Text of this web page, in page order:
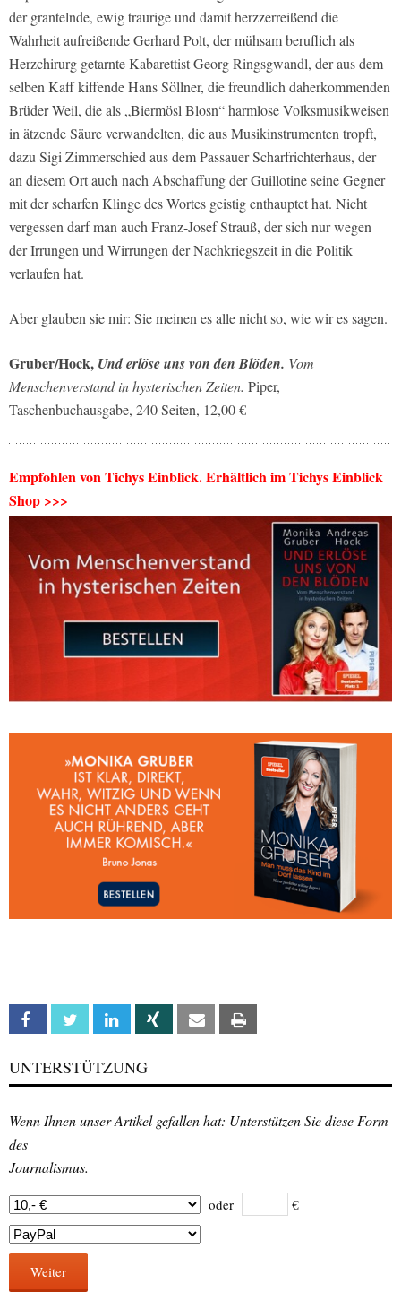
der grantelnde, ewig traurige und damit herzzerreißend die
Wahrheit aufreißende Gerhard Polt, der mühsam beruflich als
Herzchirurg getarnte Kabarettist Georg Ringsgwandl, der aus dem
selben Kaff kiffende Hans Söllner, die freundlich daherkommenden
Brüder Weil, die als „Biermösl Blosn“ harmlose Volksmusikweisen
in ätzende Säure verwandelten, die aus Musikinstrumenten tropft,
dazu Sigi Zimmerschied aus dem Passauer Scharfrichterhaus, der
an diesem Ort auch nach Abschaffung der Guillotine seine Gegner
mit der scharfen Klinge des Wortes geistig enthauptet hat. Nicht
vergessen darf man auch Franz-Josef Strauß, der sich nur wegen
der Irrungen und Wirrungen der Nachkriegszeit in die Politik
verlaufen hat.
Aber glauben sie mir: Sie meinen es alle nicht so, wie wir es sagen.
Gruber/Hock, Und erlöse uns von den Blöden. Vom
Menschenverstand in hysterischen Zeiten. Piper,
Taschenbuchausgabe, 240 Seiten, 12,00 €
Empfohlen von Tichys Einblick. Erhältlich im Tichys Einblick
Shop >>>
Facebook Twitter Linkedin Xing Email
UNTERSTÜTZUNG
Wenn Ihnen unser Artikel gefallen hat: Unterstützen Sie diese Form
des
Journalismus.
oder €
Weiter